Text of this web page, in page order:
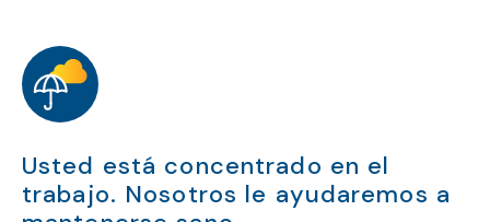
Usted está concentrado en el
trabajo. Nosotros le ayudaremos a